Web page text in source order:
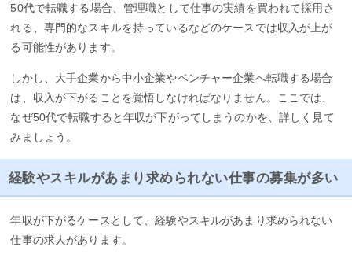
50代で転職する場合、管理職として仕事の実績を買われて採用さ
れる、専門的なスキルを持っているなどのケースでは収入が上が
る可能性があります。
しかし、大手企業から中小企業やベンチャー企業へ転職する場合
は、収入が下がることを覚悟しなければなりません。ここでは、
なぜ50代で転職すると年収が下がってしまうのかを、詳しく見て
みましょう。
経験やスキルがあまり求められない仕事の募集が多い
年収が下がるケースとして、経験やスキルがあまり求められない
仕事の求人があります。